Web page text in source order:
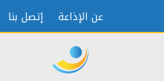
عن الإذاعة إتصل بنا